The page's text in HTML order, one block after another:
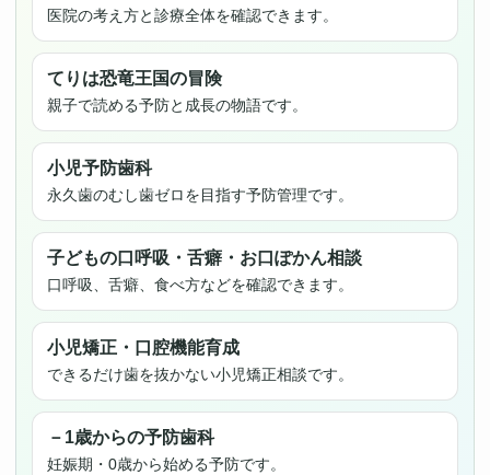
医院の考え方と診療全体を確認できます。
てりは恐竜王国の冒険
親子で読める予防と成長の物語です。
小児予防歯科
永久歯のむし歯ゼロを目指す予防管理です。
子どもの口呼吸・舌癖・お口ぽかん相談
口呼吸、舌癖、食べ方などを確認できます。
小児矯正・口腔機能育成
できるだけ歯を抜かない小児矯正相談です。
－1歳からの予防歯科
妊娠期・0歳から始める予防です。